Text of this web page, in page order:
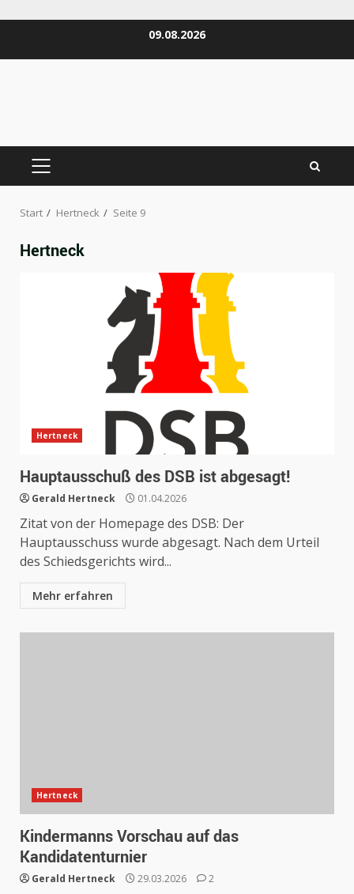
09.08.2026
PRIMÄRES
Start Hertneck Seite 9
Hertneck
Hertneck
Hauptausschuß des DSB ist abgesagt!
Gerald Hertneck 01.04.2026
Zitat von der Homepage des DSB: Der
Hauptausschuss wurde abgesagt. Nach dem Urteil
des Schiedsgerichts wird...
Mehr erfahren
Hertneck
Kindermanns Vorschau auf das
Kandidatenturnier
Gerald Hertneck 29.03.2026 2